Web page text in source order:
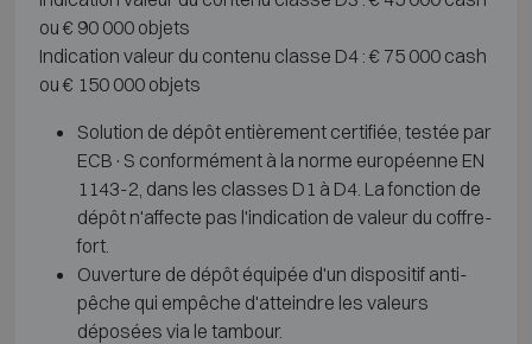
ou € 90 000 objets
Indication valeur du contenu classe D4 : € 75 000 cash
ou € 150 000 objets
Solution de dépôt entièrement certifiée, testée par
ECB·S conformément à la norme européenne EN
1143-2, dans les classes D1 à D4. La fonction de
dépôt n'affecte pas l'indication de valeur du coffre-
fort.
Ouverture de dépôt équipée d'un dispositif anti-
pêche qui empêche d'atteindre les valeurs
déposées via le tambour.